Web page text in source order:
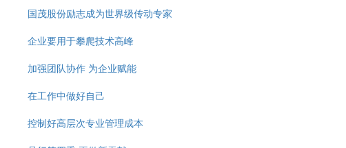
国茂股份励志成为世界级传动专家
企业要用于攀爬技术高峰
加强团队协作 为企业赋能
在工作中做好自己
控制好高层次专业管理成本